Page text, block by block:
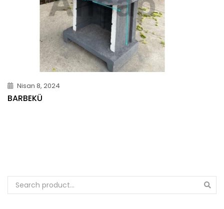
Nisan 8, 2024
BARBEKÜ